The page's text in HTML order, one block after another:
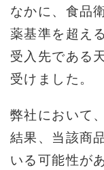
なかに、食品
薬基準を超え
受入先である
受けました。
弊社において
結果、当該商
いる可能性が